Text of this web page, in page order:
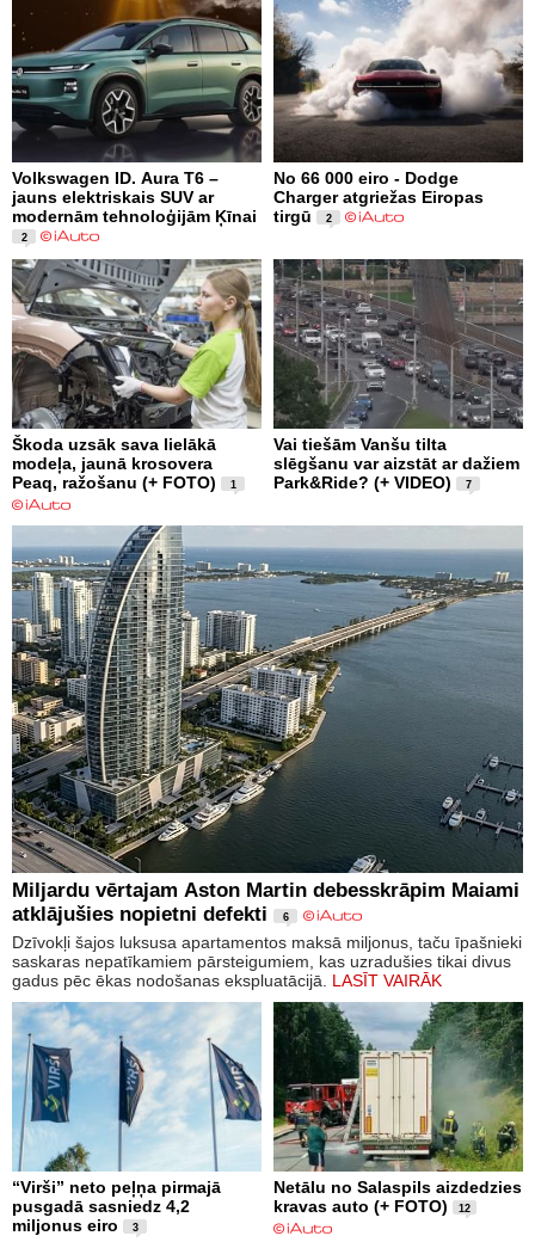
Volkswagen ID. Aura T6 –
jauns elektriskais SUV ar
modernām tehnoloģijām Ķīnai
2
No 66 000 eiro - Dodge
Charger atgriežas Eiropas
tirgū
2
Škoda uzsāk sava lielākā
modeļa, jaunā krosovera
Peaq, ražošanu (+ FOTO)
1
Vai tiešām Vanšu tilta
slēgšanu var aizstāt ar dažiem
Park&Ride? (+ VIDEO)
7
Miljardu vērtajam Aston Martin debesskrāpim Maiami
atklājušies nopietni defekti
6
Dzīvokļi šajos luksusa apartamentos maksā miljonus, taču īpašnieki
saskaras nepatīkamiem pārsteigumiem, kas uzradušies tikai divus
gadus pēc ēkas nodošanas ekspluatācijā. LASĪT VAIRĀK
“Virši” neto peļņa pirmajā
pusgadā sasniedz 4,2
miljonus eiro
3
Netālu no Salaspils aizdedzies
kravas auto (+ FOTO)
12